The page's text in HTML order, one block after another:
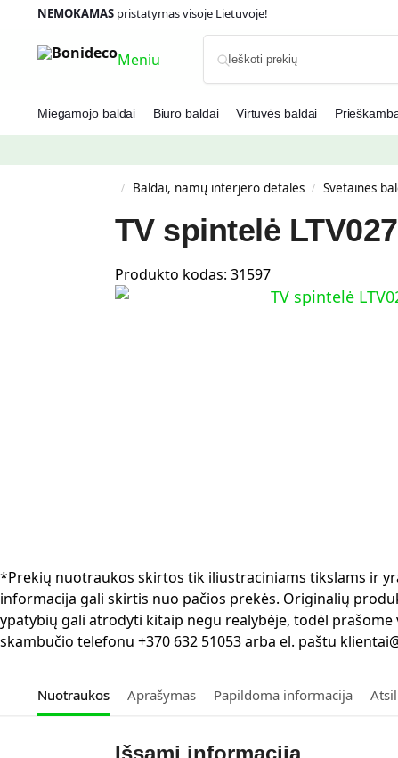
NEMOKAMASpristatymas visoje Lietuvoje!
Meniu
Miegamojo baldai Biuro baldai Virtuvės baldai
/ Baldai, namų interjero detalės / Svetainės
TV spintelė
Produkto kodas: 31597
*Prekių nuotraukos skirtos tik iliustraciniams tikslams ir
informacija gali skirtis nuo pačios prekės. Originalių
ypatybių gali atrodyti kitaip negu realybėje, todėl
skambučio telefonu +370 632 51053 arba el. paštu
Nuotraukos Aprašymas Papildoma informacija